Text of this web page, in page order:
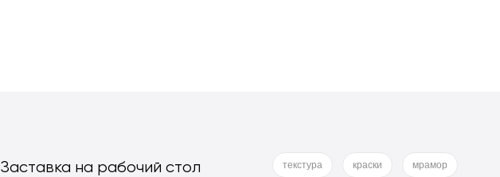
Заставка на рабочий стол
текстура краски мрамор